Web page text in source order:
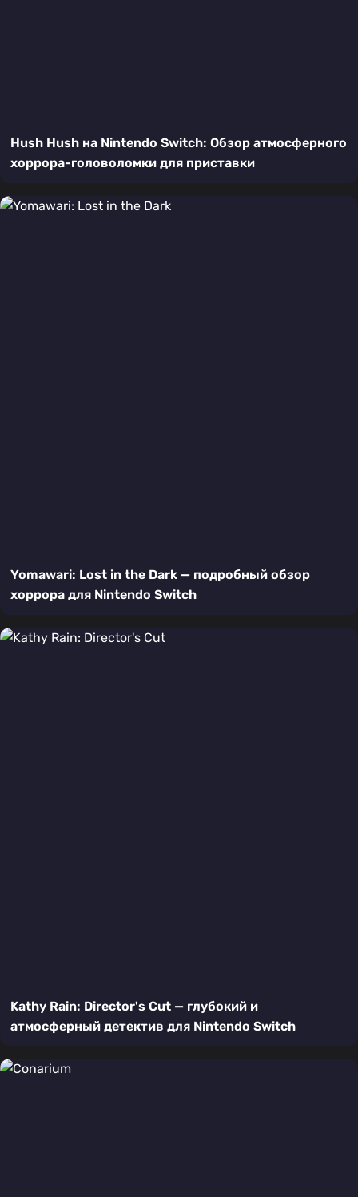
Hush Hush на Nintendo Switch: Обзор атмосферного
хоррора-головоломки для приставки
Yomawari: Lost in the Dark — подробный обзор
хоррора для Nintendo Switch
Kathy Rain: Director's Cut — глубокий и
атмосферный детектив для Nintendo Switch